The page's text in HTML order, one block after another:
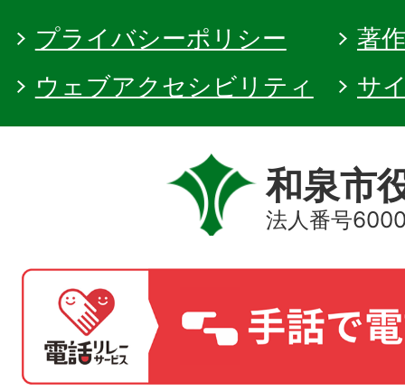
プライバシーポリシー
著
ウェブアクセシビリティ
サ
和泉市
法人番号